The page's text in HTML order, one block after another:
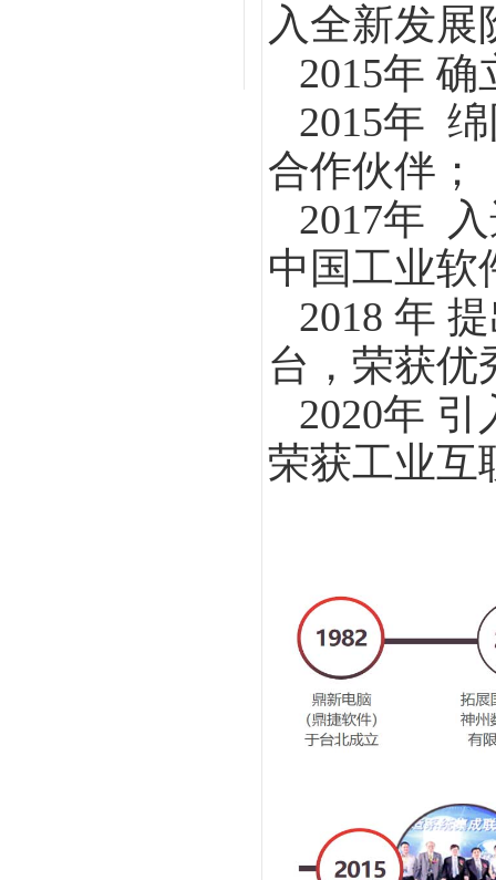
入全新发展
2015年
2015年
合作伙伴；
2017年
中国工业软
2018 年
台，荣获优
2020年
荣获工业互